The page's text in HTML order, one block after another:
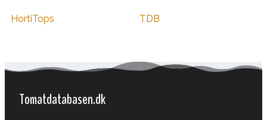
HortiTops TDB
Tomatdatabasen.dk